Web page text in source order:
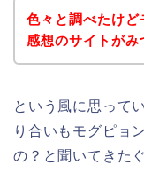
色々と調べたけ
感想のサイトがみ
という風に思って
り合いもモグピョ
の？と聞いてきた